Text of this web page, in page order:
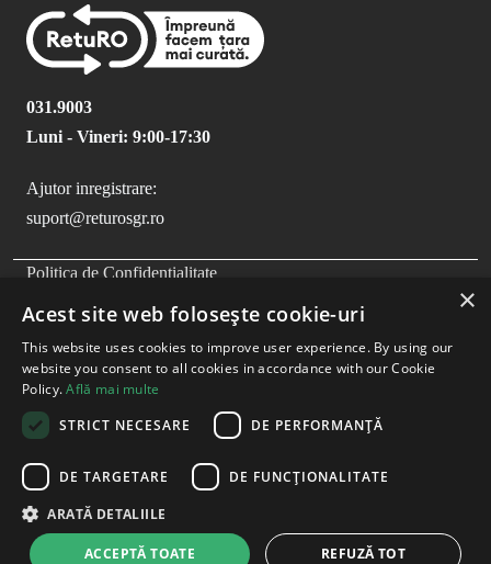
031.9003
Luni - Vineri: 9:00-17:30
Ajutor inregistrare:
suport@returosgr.ro
FOOTER MENU
Politica de Confidentialitate
Compliance
Termeni si Conditii
Copyright 2026 - RetuRO
×
Acest site web folosește cookie-uri
This website uses cookies to improve user experience. By using our
website you consent to all cookies in accordance with our Cookie
Policy.Află mai multe
STRICT NECESARE
DE PERFORMANȚĂ
DE TARGETARE DE FUNCŢIONALITATE
ARATĂ DETALIILE
ACCEPTĂ TOATE REFUZĂ TOT